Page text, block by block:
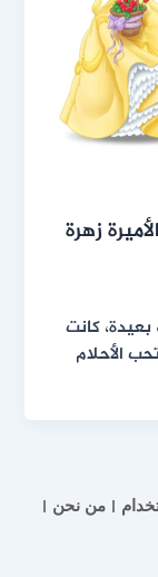
زهرة
كانت
الأحلام
من نحن